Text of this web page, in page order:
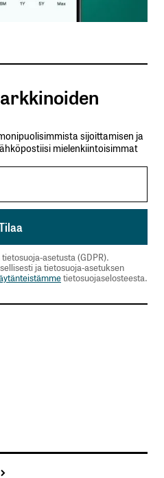
uutiskirje
sijoittamisen ja
mielenkiintoisimmat
asetusta (GDPR).
ja tietosuoja-asetuksen
tietosuojaselosteesta.